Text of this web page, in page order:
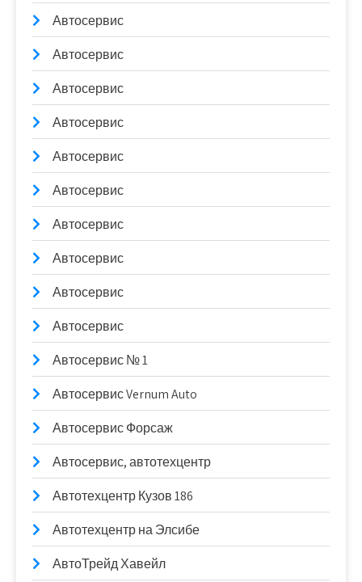
Автосервис
Автосервис
Автосервис
Автосервис
Автосервис
Автосервис
Автосервис
Автосервис
Автосервис
Автосервис
Автосервис № 1
Автосервис Vernum Auto
Автосервис Форсаж
Автосервис, автотехцентр
Автотехцентр Кузов 186
Автотехцентр на Элсибе
АвтоТрейд Хавейл